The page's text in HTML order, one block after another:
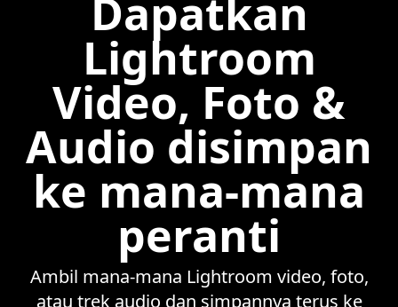
Dapatkan
Lightroom
Video, Foto &
Audio disimpan
ke mana-mana
peranti
Ambil mana-mana Lightroom video, foto,
atau trek audio dan simpannya terus ke